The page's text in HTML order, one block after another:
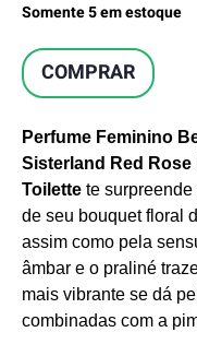
Somente 5 em estoque
COMPRAR
Perfume Feminino
Sisterland Red Rose
Toilette te
de seu bouquet floral
assim como pela
âmbar e o praliné
mais vibrante se dá
combinadas com a